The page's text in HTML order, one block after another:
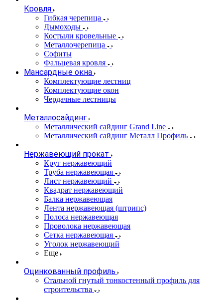
Кровля
Гибкая черепица
Дымоходы
Костыли кровельные
Металлочерепица
Софиты
Фальцевая кровля
Мансардные окна
Комплектующие лестниц
Комплектующие окон
Чердачные лестницы
Металлосайдинг
Металлический сайдинг Grand Line
Металлический сайдинг Металл Профиль
Нержавеющий прокат
Круг нержавеющий
Труба нержавеющая
Лист нержавеющий
Квадрат нержавеющий
Балка нержавеющая
Лента нержавеющая (штрипс)
Полоса нержавеющая
Проволока нержавеющая
Сетка нержавеющая
Уголок нержавеющий
Еще
Оцинкованный профиль
Стальной гнутый тонкостенный профиль для
строительства